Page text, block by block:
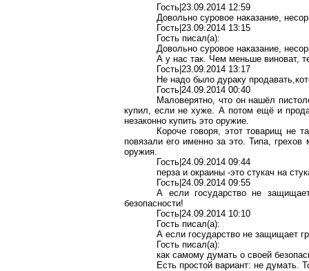
Гость|23.09.2014 12:59
Довольно суровое наказание,
Гость|23.09.2014 13:15
Гость писал(a):
Довольно суровое наказание,
А у нас так. Чем меньше виноват,
Гость|23.09.2014 13:17
Не надо было дураку
Гость|24.09.2014 00:40
Маловерятно, что он нашёл
купил, если не хуже. А потом ещё и
незаконно купить это оружие.
Короче говоря, этот товарищ не
повязали его именно за это. Типа, грехов
оружия.
Гость|24.09.2014 09:44
перза и окраины -это стукач на
Гость|24.09.2014 09:55
А если государство не
безопасности!
Гость|24.09.2014 10:10
Гость писал(a):
А если государство не защищает
Гость писал(a):
как самому думать о своей
Есть простой вариант: не думать.